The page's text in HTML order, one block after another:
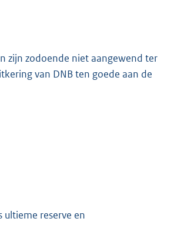
zijn zodoende niet aangewend ter
van DNB ten goede aan de
ultieme reserve en